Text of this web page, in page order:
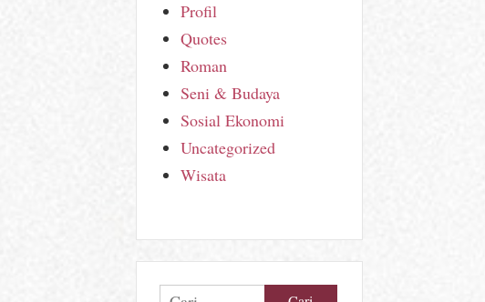
Profil
Quotes
Roman
Seni & Budaya
Sosial Ekonomi
Uncategorized
Wisata
Cari